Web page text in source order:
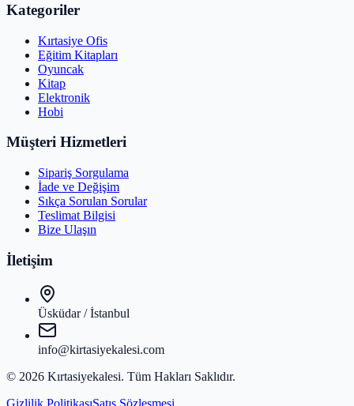
Kategoriler
Kırtasiye Ofis
Eğitim Kitapları
Oyuncak
Kitap
Elektronik
Hobi
Müşteri Hizmetleri
Sipariş Sorgulama
İade ve Değişim
Sıkça Sorulan Sorular
Teslimat Bilgisi
Bize Ulaşın
İletişim
Üsküdar / İstanbul
info@kirtasiyekalesi.com
© 2026 Kırtasiyekalesi. Tüm Hakları Saklıdır.
Gizlilik PolitikasıSatış Sözleşmesi